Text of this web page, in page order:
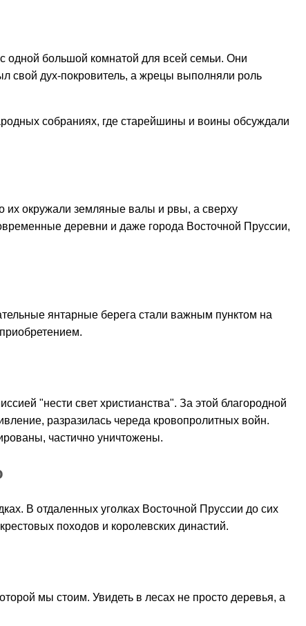
большой комнатой для всей семьи. Они
свой дух-покровитель, а жрецы выполняли роль
собраниях, где старейшины и воины обсуждали
их окружали земляные валы и рвы, а сверху
деревни и даже города Восточной Пруссии,
янтарные берега стали важным пунктом на
"нести свет христианства". За этой благородной
разразилась череда кровопролитных войн.
частично уничтожены.
В отдаленных уголках Восточной Пруссии до сих
походов и королевских династий.
мы стоим. Увидеть в лесах не просто деревья, а